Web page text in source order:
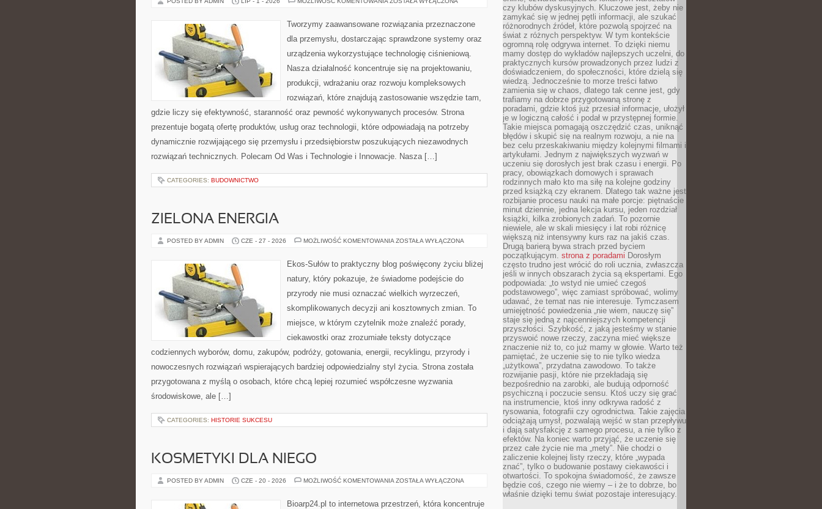
ROZWÓJ
Tworzymy zaawansowane rozwiązania przeznaczone
dla przemysłu, dostarczając sprawdzone systemy oraz
urządzenia wykorzystujące technologię ciśnieniową.
Nasza działalność koncentruje się na projektowaniu,
produkcji, wdrażaniu oraz rozwoju kompleksowych
rozwiązań, które znajdują zastosowanie wszędzie tam,
gdzie liczy się efektywność, staranność oraz pewność wykonywanych procesów. Strona
prezentuje bogatą ofertę produktów, usług oraz technologii, które odpowiadają na potrzeby
dynamicznie rozwijającego się przemysłu i przedsiębiorstw poszukujących niezawodnych
rozwiązań technicznych. Polecam Od Was i Technologie i Innowacje. Nasza […]
CATEGORIES: BUDOWNICTWO
ZIELONA ENERGIA
POSTED BY ADMIN CZE - 27 - 2026 MOŻLIWOŚĆ KOMENTOWANIA ZIELONA
ZOSTAŁA WYŁĄCZONA
Ekos-Sułów to praktyczny blog poświęcony życiu bliżej
natury, który pokazuje, że świadome podejście do
przyrody nie musi oznaczać wielkich wyrzeczeń,
skomplikowanych decyzji ani kosztownych zmian. To
miejsce, w którym czytelnik może znaleźć porady,
ciekawostki oraz zrozumiałe teksty dotyczące
codziennych wyborów, domu, zakupów, podróży, gotowania, energii, recyklingu, przyrody i
nowoczesnych rozwiązań wspierających bardziej odpowiedzialny styl życia. Strona została
przygotowana z myślą o osobach, które chcą lepiej rozumieć współczesne wyzwania
środowiskowe, ale […]
CATEGORIES: HISTORIE SUKCESU
KOSMETYKI DLA NIEGO
POSTED BY ADMIN CZE - 20 - 2026 MOŻLIWOŚĆ KOMENTOWANIA KOSMETYKI
ZOSTAŁA WYŁĄCZONA
Bioarp24.pl to internetowa przestrzeń, która koncentruje
czy klubów dyskusyjnych. Kluczowe jest, żeby nie
zamykać się w jednej pętli informacji, ale szukać
różnorodnych źródeł, które pozwolą spojrzeć na
świat z różnych perspektyw. W tym kontekście
ogromną rolę odgrywa internet. To dzięki niemu
mamy dostęp do wykładów najlepszych uczelni, do
praktycznych kursów prowadzonych przez ludzi z
doświadczeniem, do społeczności, które dzielą się
wiedzą. Jednocześnie to morze treści łatwo
zamienia się w chaos, dlatego tak cenne jest, gdy
trafiamy na dobrze przygotowaną stronę z
poradami, gdzie ktoś już przesiał informacje, ułożył
je w logiczną całość i podał w przystępnej formie.
Takie miejsca pomagają oszczędzić czas, uniknąć
błędów i skupić się na realnym rozwoju, a nie na
bez celu przeskakiwaniu między kolejnymi filmami i
artykułami. Jednym z największych wyzwań w
uczeniu się dorosłych jest brak czasu i energii. Po
pracy, obowiązkach domowych i sprawach
rodzinnych mało kto ma siłę na kolejne godziny
przed książką czy ekranem. Dlatego tak ważne jest
rozbijanie procesu nauki na małe porcje: piętnaście
minut dziennie, jedna lekcja kursu, jeden rozdział
książki, kilka zrobionych zadań. To pozornie
niewiele, ale w skali miesięcy i lat robi różnicę
większą niż intensywny kurs raz na jakiś czas.
Drugą barierą bywa strach przed byciem
początkującym. strona z poradami Dorosłym
często trudno jest wrócić do roli ucznia, zwłaszcza
jeśli w innych obszarach życia są ekspertami. Ego
podpowiada: „to wstyd nie umieć czegoś
podstawowego”, więc zamiast spróbować, wolimy
udawać, że temat nas nie interesuje. Tymczasem
umiejętność powiedzenia „nie wiem, nauczę się”
staje się jedną z najcenniejszych kompetencji
przyszłości. Szybkość, z jaką jesteśmy w stanie
przyswoić nowe rzeczy, zaczyna mieć większe
znaczenie niż to, co już mamy w głowie. Warto też
pamiętać, że uczenie się to nie tylko wiedza
„użytkowa”, przydatna zawodowo. To także
rozwijanie pasji, które nie przekładają się
bezpośrednio na zarobki, ale budują odporność
psychiczną i poczucie sensu. Ktoś uczy się grać
na instrumencie, ktoś inny odkrywa radość z
rysowania, fotografii czy ogrodnictwa. Takie zajęcia
odciążają umysł, pozwalają wejść w stan przepływu
i dają satysfakcję z samego procesu, a nie tylko z
efektów. Na koniec warto przyjąć, że uczenie się
przez całe życie nie ma „mety”. Nie chodzi o
zaliczenie kolejnej listy rzeczy, które „wypada
znać”, tylko o budowanie postawy ciekawości i
otwartości. To spokojna świadomość, że zawsze
będzie coś, czego nie wiemy – i że to dobrze, bo
właśnie dzięki temu świat pozostaje interesujący.